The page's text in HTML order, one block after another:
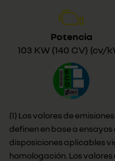
Potencia
103 KW (140 CV) (cv/
(1) Los valores de
definen en base a
disposiciones aplicables
homologación. Los valores